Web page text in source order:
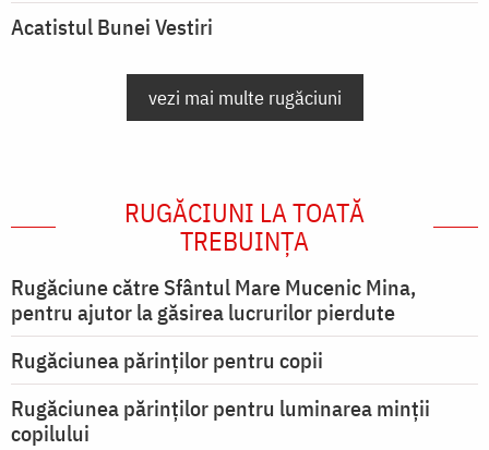
Acatistul Bunei Vestiri
vezi mai multe rugăciuni
RUGĂCIUNI LA TOATĂ
TREBUINȚA
Rugăciune către Sfântul Mare Mucenic Mina,
pentru ajutor la găsirea lucrurilor pierdute
Rugăciunea părinților pentru copii
Rugăciunea părinților pentru luminarea minţii
copilului